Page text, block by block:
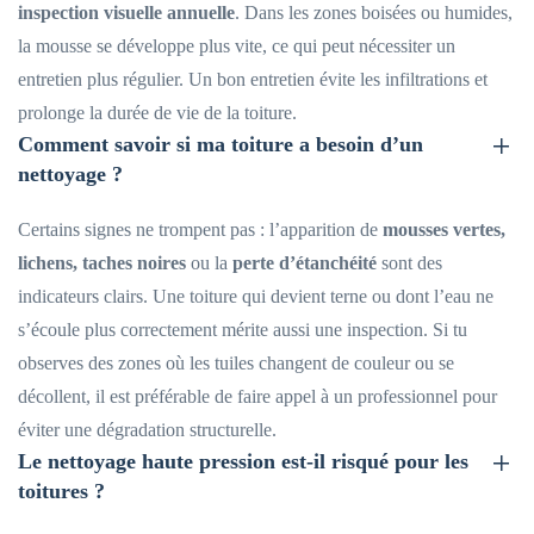
inspection visuelle annuelle. Dans les zones boisées ou humides,
la mousse se développe plus vite, ce qui peut nécessiter un
entretien plus régulier. Un bon entretien évite les infiltrations et
prolonge la durée de vie de la toiture.
Comment savoir si ma toiture a besoin d’un
nettoyage ?
Certains signes ne trompent pas : l’apparition de mousses vertes,
lichens, taches noires ou la perte d’étanchéité sont des
indicateurs clairs. Une toiture qui devient terne ou dont l’eau ne
s’écoule plus correctement mérite aussi une inspection. Si tu
observes des zones où les tuiles changent de couleur ou se
décollent, il est préférable de faire appel à un professionnel pour
éviter une dégradation structurelle.
Le nettoyage haute pression est-il risqué pour les
toitures ?